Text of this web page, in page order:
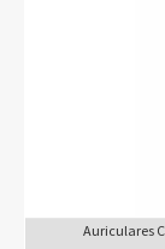
Auriculares